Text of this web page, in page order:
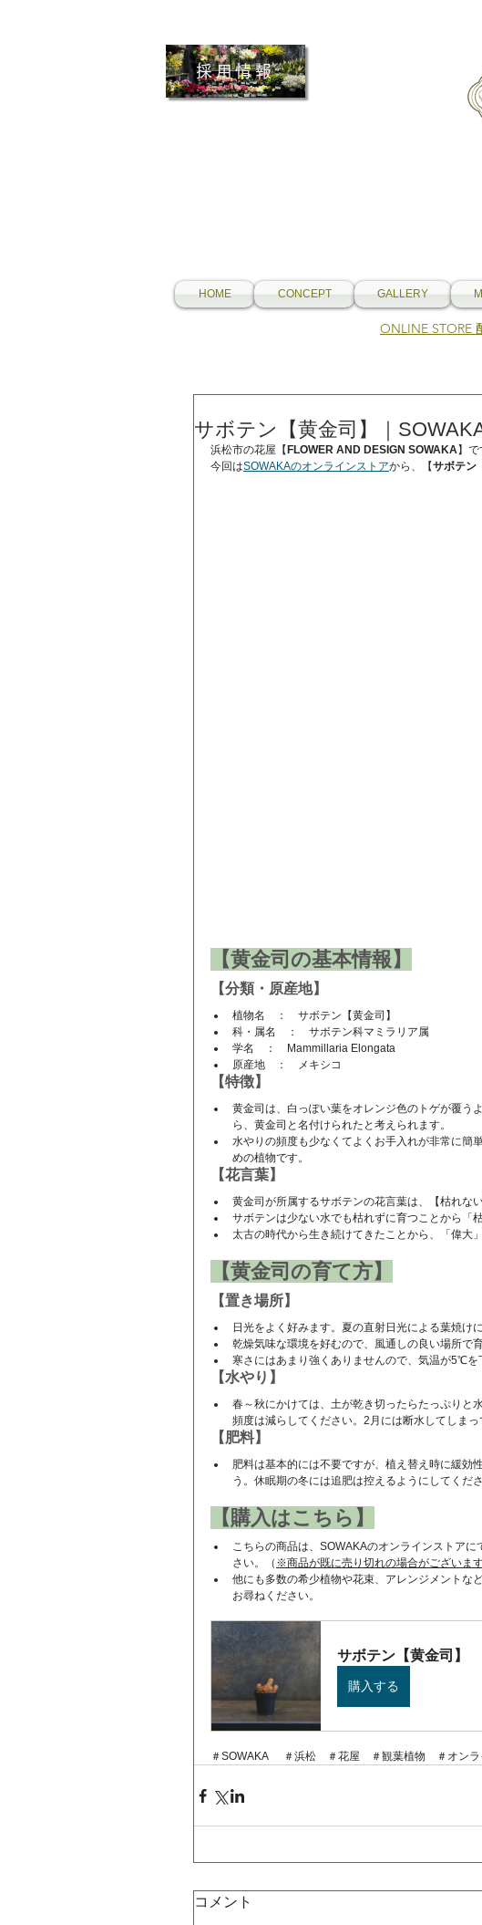
採用情報
HOME CONCEPT GALLERY
​ONLINE STORE
サボテン【黄金司】｜
浜松市の花屋【 FLOWER AND DESIGN SOWAKA】で
今回はSOWAKAのオンラインストアから、【サボテン
【黄金司の基本情報】
【分類・原産地】
植物名　：　サボテン【黄金司】
科・属名　：　サボテン科マミラリア属
学名　：　Mammillaria Elongata
原産地　：　メキシコ
【特徴】
黄金司は、白っぽい葉をオレンジ色のトゲが覆う
ら、黄金司と名付けられたと考えられます。
水やりの頻度も少なくてよくお手入れが非常に簡
めの植物です。
【花言葉】
黄金司が所属するサボテンの花言葉は、【枯れな
サボテンは少ない水でも枯れずに育つことから「
太古の時代から生き続けてきたことから、「偉大
【黄金司の育て方】
【置き場所】
日光をよく好みます。夏の直射日光による葉焼け
乾燥気味な環境を好むので、風通しの良い場所で
寒さにはあまり強くありませんので、気温が5℃を
【水やり】
春～秋にかけては、土が乾き切ったらたっぷりと
頻度は減らしてください。2月には断水してしまっ
【肥料】
肥料は基本的には不要ですが、植え替え時に緩効
う。休眠期の冬には追肥は控えるようにしてくださ
【購入はこちら】
こちらの商品は、SOWAKAのオンラインストア
さい。（ ※商品が既に売り切れの場合がございま
他にも多数の希少植物や花束、アレンジメントな
お尋ねください。
サボテン【黄金司】
購入する
＃SOWAKA	＃浜松　＃花屋　＃観葉植物　
コメント